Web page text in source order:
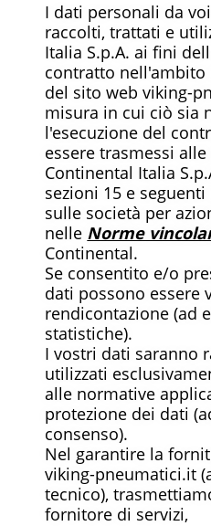
I dati personali da
raccolti, trattati e
Italia S.p.A. ai fini
contratto nell'ambito
del sito web viking-
misura in cui ciò sia
l'esecuzione del
essere trasmessi
Continental Italia
sezioni 15 e
sulle società per
nelle Norme
Continental.
Se consentito e/o
dati possono essere
rendicontazione (ad
statistiche).
I vostri dati saranno
utilizzati
alle normative
protezione dei dati
consenso).
Nel garantire la
viking-pneumatici.it
tecnico),
fornitore di servizi,